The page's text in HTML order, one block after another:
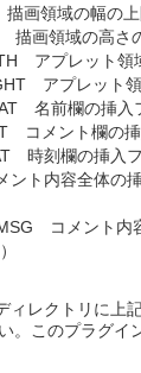
画領域の幅の
描画領域の高さ
アプレット領
アプレット
名前欄の挿入
コメント欄の
時刻欄の挿入
ト内容全体の
コメント内
ィレクトリに上
。このプラグイ